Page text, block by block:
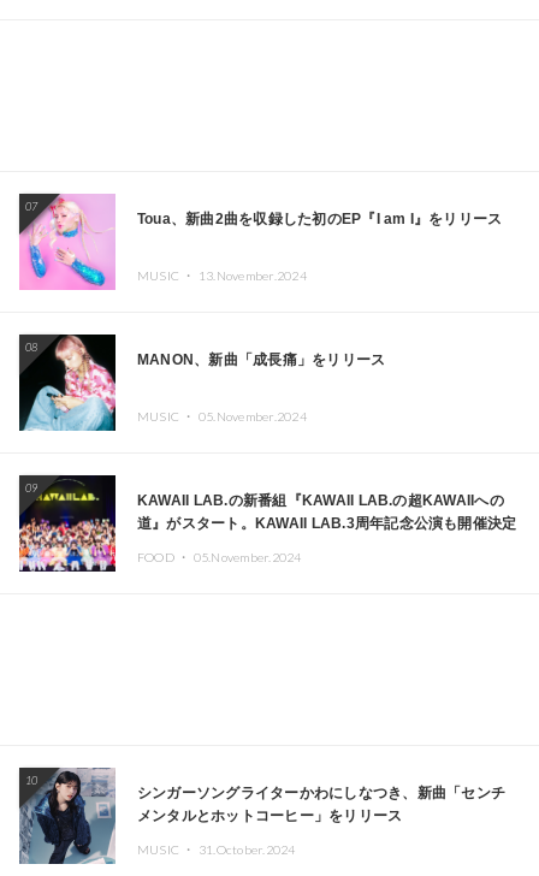
07
Toua、新曲2曲を収録した初のEP『I am I』をリリース
MUSIC ・ 13.November.2024
08
MANON、新曲「成長痛」をリリース
MUSIC ・ 05.November.2024
09
KAWAII LAB.の新番組『KAWAII LAB.の超KAWAIIへの
道』がスタート。KAWAII LAB.3周年記念公演も開催決定
FOOD ・ 05.November.2024
10
シンガーソングライターかわにしなつき、新曲「センチ
メンタルとホットコーヒー」をリリース
MUSIC ・ 31.October.2024